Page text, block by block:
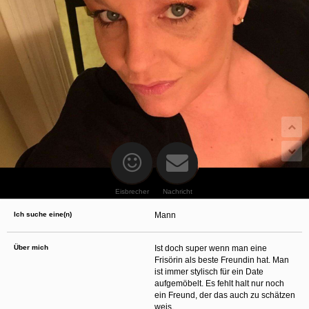
oder finanzielle Angaben zu machen? Beenden Sie dann unverzüglich
die Kommunikation mit dieser Person. Bedenken Sie, dass Menschen in
der Lage sind, sich solche Angaben auf listige Weise von Ihnen zu
erschleichen. Kommunizieren Sie daher über diese Website immer
aufmerksam und vorsichtig.
behält sich das Recht vor, selbst Profile auf dieser Website zu
erstellen und darüber Nachrichten an Sie als Nutzer zu senden. Mit Ihrer Nutzung
dieser Website verstehen und akzeptieren Sie, dass einige der Profile auf dieser
Website fingiert sind. Diese fingierten Profile dienen lediglich dem Austausch von
Nachrichten; physische Vereinbarungen mit Personen hinter fingierten Profilen sind
folglich nicht möglich.
Verhindern Sie, dass Ihre minderjährigen Kinder mit erotischen oder für Minderjährige
anderweitig ungeeigneten Netzinhalten in Berührung kommen. Dafür einige Tips:
Installieren Sie ein Jugendschutzprogramm auf Ihrem Gerät. Beispielsweise
CyberPatrol
Safety Surf
. Diese Programme blockieren den Zugang zu
bestimmten Websites und Netzinhalten. Oft blockieren diese Programme
standardmäßig eine große Anzahl von Websites, von denen angenommen wird,
dass sie sich für Minderjährige nicht eignen. Über Updates können neue Websites
Wenden Sie sich an Ihren Internetprovider. Es gibt Internetprovider, die einen Filter
danach.
Internetbrowsers vertraut, so dass Sie nachsehen können, welche Websites von
Ihren minderjährigen Kindern besucht wurden. Sprechen Sie Ihre minderjährigen
Kinder auf den Besuch unerwünschter Websites an und vermitteln Sie ihnen, dass
bestimmte Websites nicht für sie geeignet sind. Außerdem können Sie anhand des
Verlaufs das Interesse Ihres Kindes beurteilen und sich obiger Tips bedienen.
Sprechen Sie mit Ihren Kindern. Vermitteln Sie Ihren minderjährigen Kindern, dass
sie Fremden, z. B. auf einer Chat-Website, nie persönliche Angaben machen sollen.
Bringen Sie ihnen auch bei, dass viele Menschen im Internet ihre wahre Identität
Eisbrecher Nachricht
Ich suche eine(n) Mann
Über mich
Ist doch super wenn man eine
Frisörin als beste Freundin hat. Man
ist immer stylisch für ein Date
aufgemöbelt. Es fehlt halt nur noch
ein Freund, der das auch zu schätzen
weis.